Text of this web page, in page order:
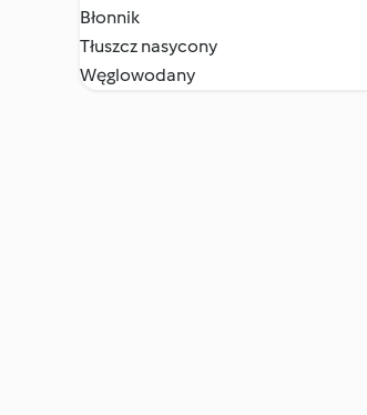
Błonnik
Tłuszcz nasycony
Węglowodany